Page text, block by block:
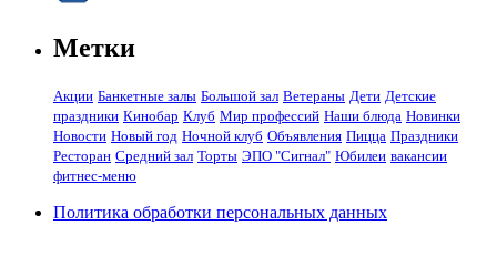
Метки
Акции Банкетные залы Большой зал Ветераны Дети Детские
праздники Кинобар Клуб Мир профессий Наши блюда Новинки
Новости Новый год Ночной клуб Объявления Пицца Праздники
Ресторан Средний зал Торты ЭПО "Сигнал" Юбилеи вакансии
фитнес-меню
Политика обработки персональных данных